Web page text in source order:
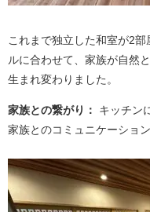
これまで独立した和室が2
ルに合わせて、家族が自然
生まれ変わりました。
家族との繋がり：
キッチン
家族とのコミュニケーショ